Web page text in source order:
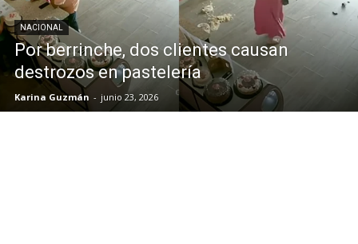
NACIONAL
Por berrinche, dos clientes causan
destrozos en pastelería
Karina Guzmán - junio 23, 2026